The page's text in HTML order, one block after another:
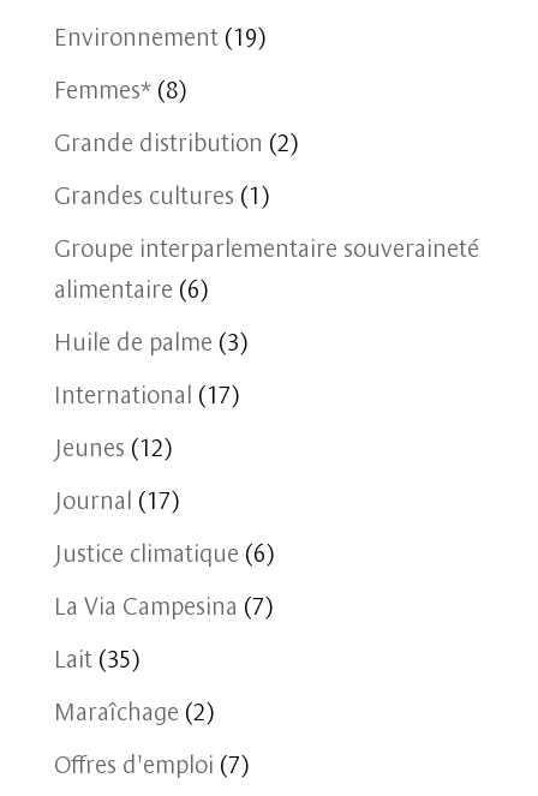
Environnement(19)
Femmes*(8)
Grande distribution (2)
Grandes cultures (1)
Groupe interparlementaire souveraineté
alimentaire (6)
Huile de palme (3)
International (17)
Jeunes (12)
Journal (17)
Justice climatique (6)
La Via Campesina (7)
Lait(35)
Maraîchage (2)
Offres d'emploi (7)